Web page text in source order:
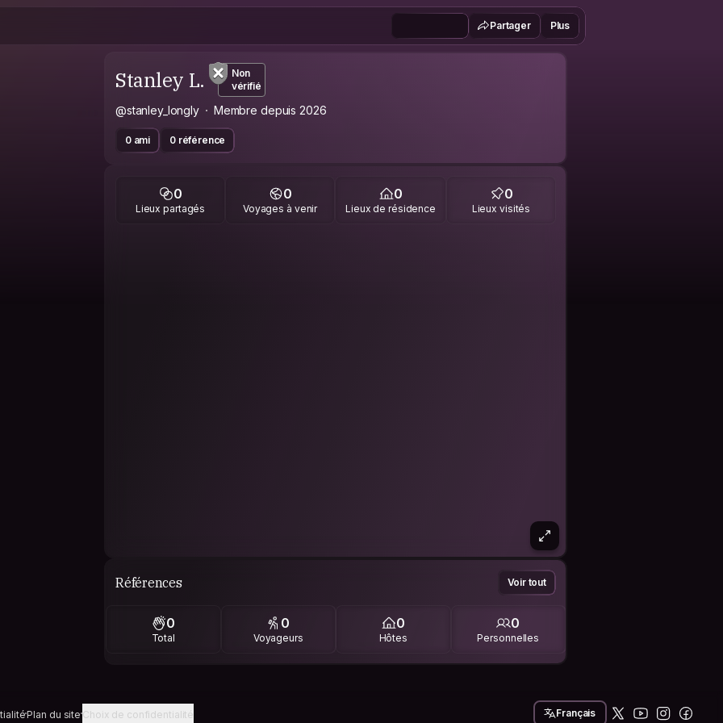
Partager Plus
Stanley L.
Non
vérifié
@stanley_longly Membre depuis 2026
0 ami 0 référence
0
Lieux partagés
0
Voyages à venir
0
Lieux de résidence
0
Lieux visités
Références Voir tout
0
Total
0
Voyageurs
0
Hôtes
0
Personnelles
Plan du siteChoix de confidentialité Français